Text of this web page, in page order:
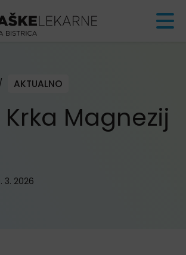
AKTUALNO
Krka Magnezij
3. 2026